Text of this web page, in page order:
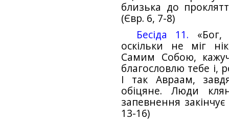
близька до
(Євр. 6, 7-8)
Бесіда 11. «Бог,
оскільки не міг
Самим Собою,
благословлю тебе
І так Авраам,
обіцяне. Люди
запевнення
13-16)